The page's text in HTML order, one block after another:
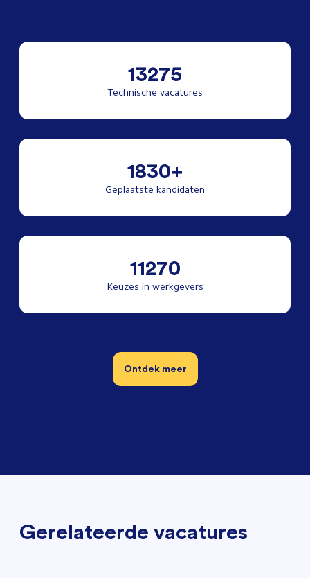
13275
Technische vacatures
1830+
Geplaatste kandidaten
11270
Keuzes in werkgevers
Ontdek meer
Gerelateerde vacatures